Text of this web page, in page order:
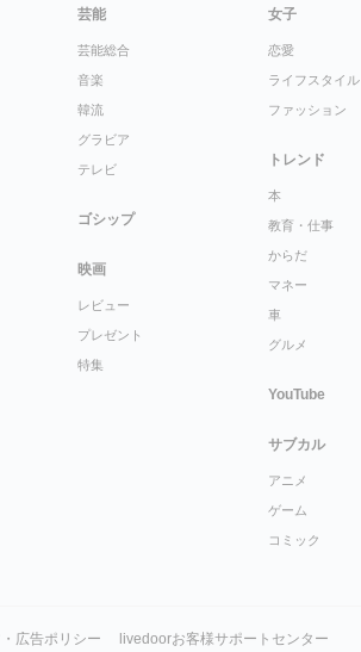
芸能
芸能総合
音楽
韓流
グラビア
テレビ
ゴシップ
映画
レビュー
プレゼント
特集
女子
恋愛
ライフスタイル
ファッション
トレンド
本
教育・仕事
からだ
マネー
車
グルメ
YouTube
サブカル
アニメ
ゲーム
コミック
広告ポリシー livedoorお客様サポートセンター